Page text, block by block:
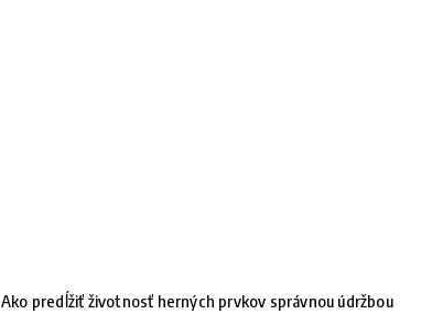
Ako predĺžiť životnosť herných prvkov správnou údržbou